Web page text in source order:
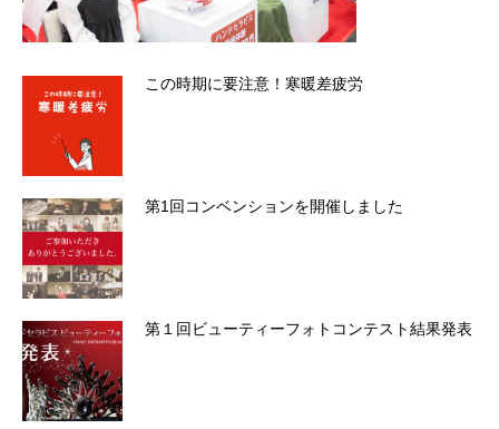
この時期に要注意！寒暖差疲労
第1回コンベンションを開催しました
第１回ビューティーフォトコンテスト結果発表